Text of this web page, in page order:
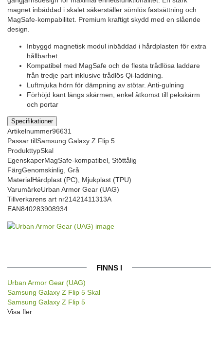
magnet inbäddad i skalet säkerställer sömlös fastsättning och
MagSafe-kompabilitet. Premium kraftigt skydd med en slående
design.
Inbyggd magnetisk modul inbäddad i hårdplasten för extra
hållbarhet.
Kompatibel med MagSafe och de flesta trådlösa laddare
från tredje part inklusive trådlös Qi-laddning.
Luftmjuka hörn för dämpning av stötar. Anti-gulning
Förhöjd kant längs skärmen, enkel åtkomst till pekskärm
och portar
Specifikationer
Artikelnummer96631
Passar tillSamsung Galaxy Z Flip 5
ProdukttypSkal
EgenskaperMagSafe-kompatibel, Stöttålig
FärgGenomskinlig, Grå
MaterialHårdplast (PC), Mjukplast (TPU)
VarumärkeUrban Armor Gear (UAG)
Tillverkarens art nr21421411313A
EAN840283908934
FINNS I
Urban Armor Gear (UAG)
Samsung Galaxy Z Flip 5 Skal
Samsung Galaxy Z Flip 5
Visa fler